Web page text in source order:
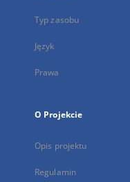
Typ zasobu
Język
Prawa
O Projekcie
Opis projektu
Regulamin